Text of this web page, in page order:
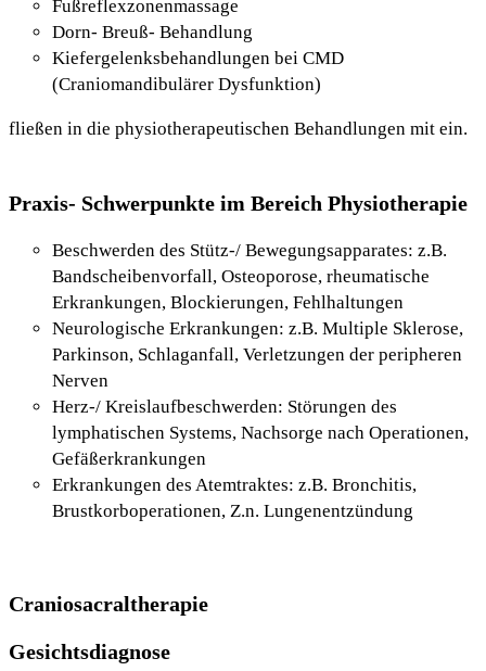
Fußreflexzonenmassage
Dorn- Breuß- Behandlung
Kiefergelenksbehandlungen bei CMD
(Craniomandibulärer Dysfunktion)
fließen in die physiotherapeutischen Behandlungen mit ein.
Praxis- Schwerpunkte im Bereich Physiotherapie
Beschwerden des Stütz-/ Bewegungsapparates: z.B.
Bandscheibenvorfall, Osteoporose, rheumatische
Erkrankungen, Blockierungen, Fehlhaltungen
Neurologische Erkrankungen: z.B. Multiple Sklerose,
Parkinson, Schlaganfall, Verletzungen der peripheren
Nerven
Herz-/ Kreislaufbeschwerden: Störungen des
lymphatischen Systems, Nachsorge nach Operationen,
Gefäßerkrankungen
Erkrankungen des Atemtraktes: z.B. Bronchitis,
Brustkorboperationen, Z.n. Lungenentzündung
Craniosacraltherapie
Gesichtsdiagnose